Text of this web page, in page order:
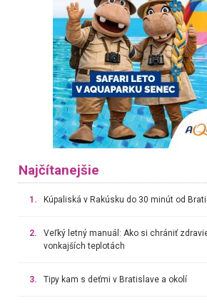
Najčítanejšie
1. Kúpaliská v Rakúsku do 30 minút od
2.
Veľký letný manuál: Ako si chrániť
vonkajších teplotách
3. Tipy kam s deťmi v Bratislave a okolí